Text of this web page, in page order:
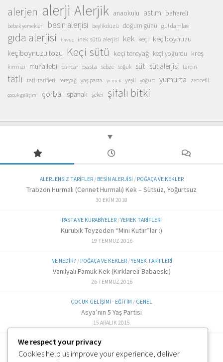
alerjen alerji Alerjik anaokulu astım bahareli
bebek yemekleri besin alerjisi beylikdüzü doğum günü gül damlası
gıda alerjisi havuç inek sütü alerjisi kek keçi keçiboynuzu
keçiboynuzu tozu Keçi sütü keçi tereyağ keçi yoğurdu kreş
kırmızı muhallebi pancar pasta sebze soğuk süt süt alerjisi tarçın
tatlı tatlı tarifleri tereyağ yaş pasta yemek yeşil yoğurt yumurta zencefil
çocuk gelişimi çorba ıspanak şeker şifalı bitki
ALERJENSIZ TARIFLER/ BESIN ALERJISI / POĞAÇA VE KEKLER
Trabzon Hurmalı (Cennet Hurmalı) Kek – Sütsüz, Yoğurtsuz
30 EKIM 2018
PASTA VE KURABIYELER/YEMEK TARIFLERI
Kurubik Teyzeden “Mini Kutıır”lar :)
19 TEMMUZ 2016
NE NEDIR? / POĞAÇA VE KEKLER/YEMEK TARIFLERI
Vanilyalı Pamuk Kek (Kırklareli-Babaeski)
26 TEMMUZ 2016
ÇOCUK GELIŞIMI - EĞITIM / GENEL
Asya’nın 5 Yaş Partisi
15 ARALIK 2015
ALTERNATIF TARIFLER
Labne Peynir Yapımı (6 ve üzeri)
We respect your privacy
Cookies help us improve your experience, deliver